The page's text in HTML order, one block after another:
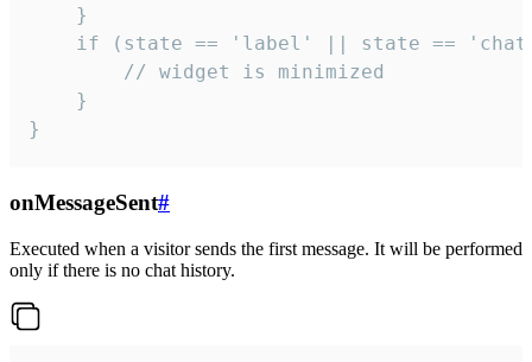
    }
if (state == 'label' || state ==
        // widget is minimized
    }
}
onMessageSent#
Executed when a visitor sends the first message. It will be performed
only if there is no chat history.